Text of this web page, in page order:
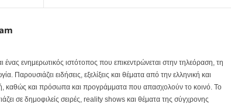
ένας ενημερωτικός ιστότοπος που επικεντρώνεται στην τηλεόραση, τη
Παρουσιάζει ειδήσεις, εξελίξεις και θέματα από την ελληνική και
καθώς και πρόσωπα και προγράμματα που απασχολούν το κοινό. Το
σε δημοφιλείς σειρές, reality shows και θέματα της σύγχρονης